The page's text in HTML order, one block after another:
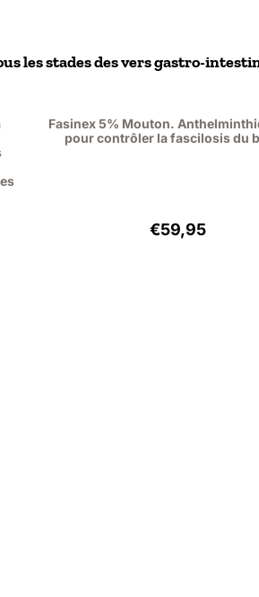
les stades des vers gastro-
: 293,53
Fasinex 5% Mouton.
pour contrôler la fascilosis du
Prix: 59,95,
€59,95